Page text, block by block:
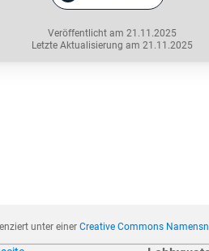
Veröffentlicht am 21.11.2025
Letzte Aktualisierung am 21.11.2025
unter einerCreative Commons